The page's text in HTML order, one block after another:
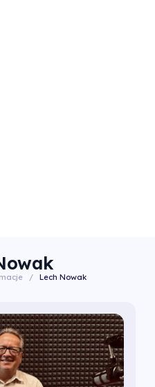
/ Lech Nowak